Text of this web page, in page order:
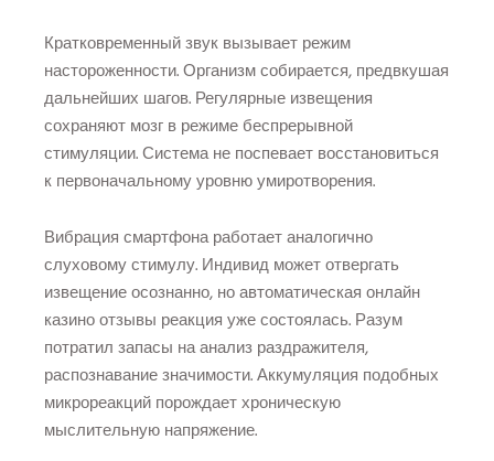
Кратковременный звук вызывает режим
настороженности. Организм собирается, предвкушая
дальнейших шагов. Регулярные извещения
сохраняют мозг в режиме беспрерывной
стимуляции. Система не поспевает восстановиться
к первоначальному уровню умиротворения.
Вибрация смартфона работает аналогично
слуховому стимулу. Индивид может отвергать
извещение осознанно, но автоматическая онлайн
казино отзывы реакция уже состоялась. Разум
потратил запасы на анализ раздражителя,
распознавание значимости. Аккумуляция подобных
микрореакций порождает хроническую
мыслительную напряжение.